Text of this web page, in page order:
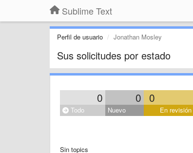
Sublime Text
Perfil de usuario Jonathan Mosley
Sus solicitudes por estado
0 0 0
Todo Nuevo En revisión
Sin topics